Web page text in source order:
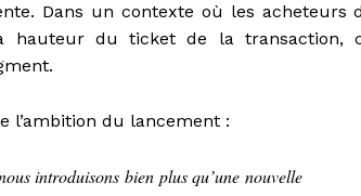
Dans un contexte où les acheteurs
hauteur du ticket de la transaction,
l’ambition du lancement :
introduisons bien plus qu’une nouvelle